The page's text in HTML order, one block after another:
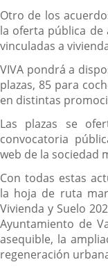
Otro de los
la oferta pública de
vinculadas a
VIVA pondrá a
plazas, 85 para
en distintas
Las plazas se
convocatoria
web de la sociedad
Con todas estas
la hoja de ruta
Vivienda y Suelo
Ayuntamiento de
asequible, la
regeneración